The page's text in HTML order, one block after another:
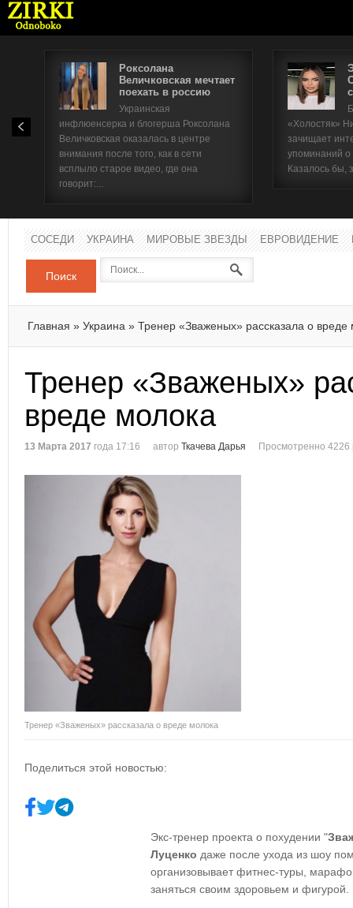
Роксолана
Величковская мечтает
поехать в россию
Украинская
инфлюенсерка и блогерша Роксолана
Величковская оказалась в центре
внимания после того, как в сети
всплыло старое видео, где она
говорит:...
«Холостяк»
зачищает
упоминаний
Казалось бы,
СОСЕДИ УКРАИНА МИРОВЫЕ ЗВЕЗДЫ ЕВРОВИДЕНИЕ
Поиск
Главная » Украина » Тренер «Зваженых» рассказала о вреде
Тренер «Зваженых»
вреде молока
13 Марта 2017 года 17:16 автор Ткачева Дарья Просмотренно 4226
Тренер «Зваженых» рассказала о вреде молока
Поделиться этой новостью:
Экс-тренер проекта о похудении "
Луценко даже после ухода из шоу
организовывает фитнес-туры,
заняться своим здоровьем и фигурой.
Имя